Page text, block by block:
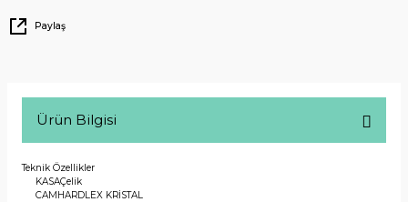
Paylaş
Ürün Bilgisi
Teknik Özellikler
KASAÇelik
CAMHARDLEX KRİSTAL